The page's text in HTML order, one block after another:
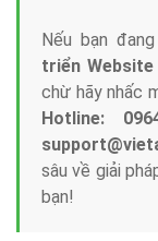
Nếu bạn
triển
chừ hãy nhấc
Hotline:
sâu về giải
bạn!